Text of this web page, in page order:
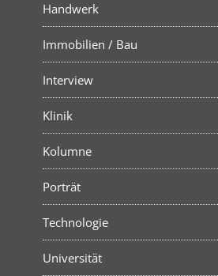
Handwerk
Immobilien / Bau
Interview
Klinik
Kolumne
Porträt
Technologie
Universität